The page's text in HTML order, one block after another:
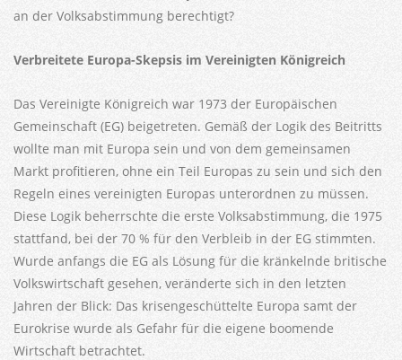
an der Volksabstimmung berechtigt?
Verbreitete Europa-Skepsis im Vereinigten Königreich
Das Vereinigte Königreich war 1973 der Europäischen
Gemeinschaft (EG) beigetreten. Gemäß der Logik des Beitritts
wollte man mit Europa sein und von dem gemeinsamen
Markt profitieren, ohne ein Teil Europas zu sein und sich den
Regeln eines vereinigten Europas unterordnen zu müssen.
Diese Logik beherrschte die erste Volksabstimmung, die 1975
stattfand, bei der 70 % für den Verbleib in der EG stimmten.
Wurde anfangs die EG als Lösung für die kränkelnde britische
Volkswirtschaft gesehen, veränderte sich in den letzten
Jahren der Blick: Das krisengeschüttelte Europa samt der
Eurokrise wurde als Gefahr für die eigene boomende
Wirtschaft betrachtet.